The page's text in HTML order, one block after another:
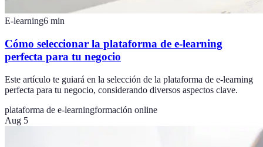
E-learning6 min
Cómo seleccionar la plataforma de e-learning
perfecta para tu negocio
Este artículo te guiará en la selección de la plataforma de e-learning
perfecta para tu negocio, considerando diversos aspectos clave.
plataforma de e-learningformación online
Aug 5